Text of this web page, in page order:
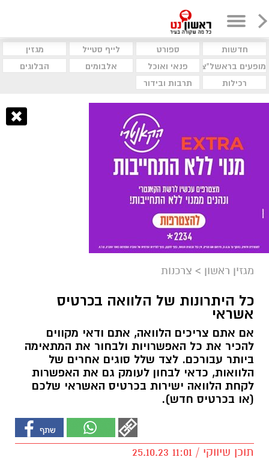
חדשות ספורט לייף סטייל
מגזין
מופעים בראשל"צ
פנאי ואוכל אלבומים
הבלוגים
רכילות
תרבות ובידור
מגזין ראשון > צרכנות
כל היתרונות של הלוואה בכרטיס
אשראי
אם אתם צריכים הלוואה, אתם ודאי מקווים
להכיר את כל האפשרויות ולבחור את המתאימה
ביותר עבורכם. לצד שלל סוגים אחרים של
הלוואות, כדאי לבחון לעומק גם את האפשרות
לקחת הלוואה ישירות בכרטיס האשראי שלכם
(או בכרטיס חדש).
תוכן שיווקי / 11:01 25.10.23